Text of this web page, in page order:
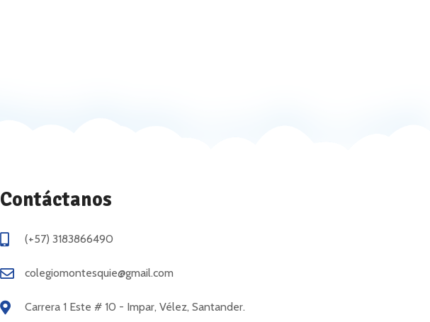
Contáctanos
(+57) 3183866490
colegiomontesquie@gmail.com
Carrera 1 Este # 10 - Impar, Vélez, Santander.